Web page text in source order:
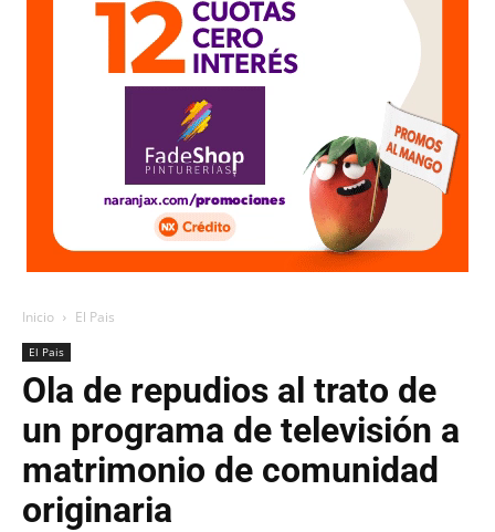
Inicio El Pais
El Pais
Ola de repudios al trato de
un programa de televisión a
matrimonio de comunidad
originaria